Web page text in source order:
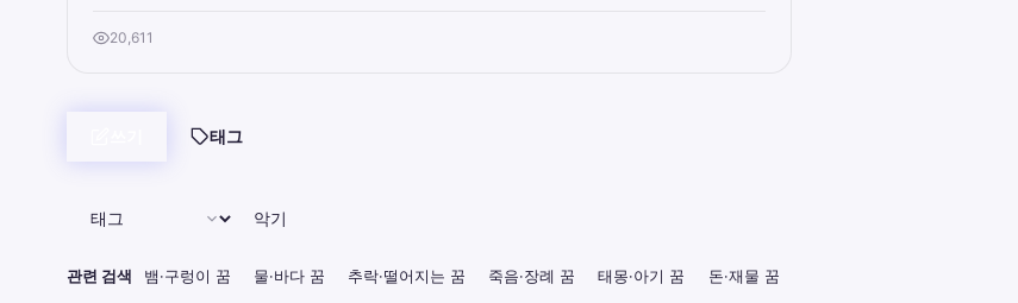
20,611
태그
관련 검색 뱀·구렁이 꿈 물·바다 꿈 추락·떨어지는 꿈 죽음·장례 꿈 태몽·아기 꿈 돈·재물 꿈